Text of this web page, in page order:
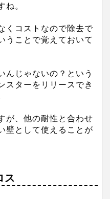
。
くコストなので除去で
うことで覚えておいて
んじゃないの？という
スターをリリースでき
が、他の耐性と合わせ
壁として使えることが
ス